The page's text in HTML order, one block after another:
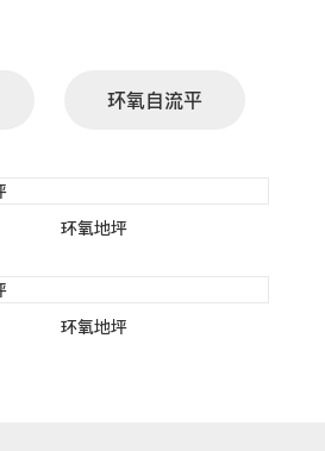
环氧自流平
环氧地坪
环氧地坪